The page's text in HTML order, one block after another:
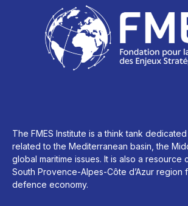
The FMES Institute is a think tank
related to the Mediterranean basin, the
global maritime issues. It is also a resource
South Provence-Alpes-Côte d’Azur region
defence economy.